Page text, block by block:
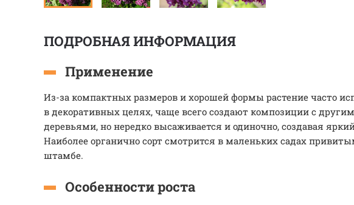
ПОДРОБНАЯ ИНФОРМАЦИЯ
Применение
Из-за компактных размеров и хорошей формы растение часто
в декоративных целях, чаще всего создают композиции с
деревьями, но нередко высаживается и одиночно, создавая
Наиболее органично сорт смотрится в маленьких садах
штамбе.
Особенности роста